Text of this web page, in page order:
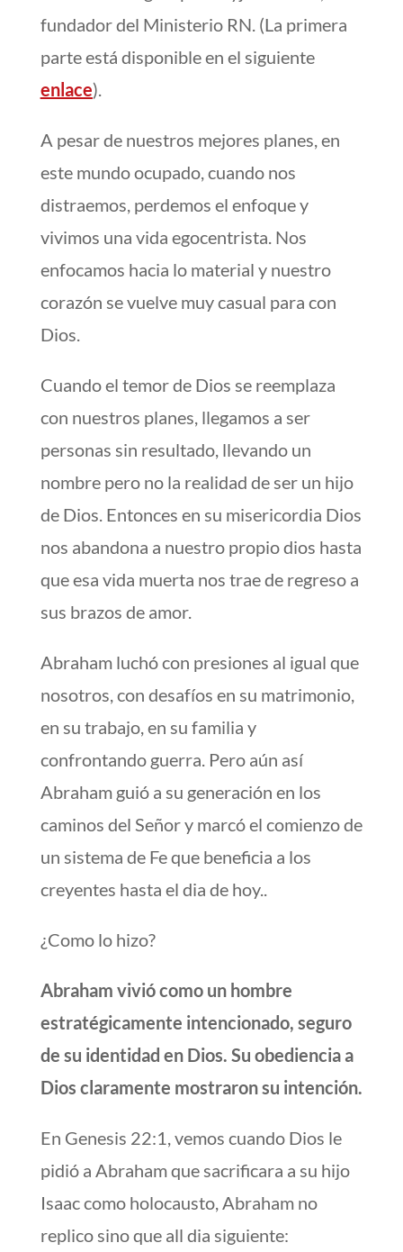
fundador del Ministerio RN. (La primera
parte está disponible en el siguiente
enlace).
A pesar de nuestros mejores planes, en
este mundo ocupado, cuando nos
distraemos, perdemos el enfoque y
vivimos una vida egocentrista. Nos
enfocamos hacia lo material y nuestro
corazón se vuelve muy casual para con
Dios.
Cuando el temor de Dios se reemplaza
con nuestros planes, llegamos a ser
personas sin resultado, llevando un
nombre pero no la realidad de ser un hijo
de Dios. Entonces en su misericordia Dios
nos abandona a nuestro propio dios hasta
que esa vida muerta nos trae de regreso a
sus brazos de amor.
Abraham luchó con presiones al igual que
nosotros, con desafíos en su matrimonio,
en su trabajo, en su familia y
confrontando guerra. Pero aún así
Abraham guió a su generación en los
caminos del Señor y marcó el comienzo de
un sistema de Fe que beneficia a los
creyentes hasta el dia de hoy..
¿Como lo hizo?
Abraham vivió como un hombre
estratégicamente intencionado, seguro
de su identidad en Dios. Su obediencia a
Dios claramente mostraron su intención.
En Genesis 22:1, vemos cuando Dios le
pidió a Abraham que sacrificara a su hijo
Isaac como holocausto, Abraham no
replico sino que all dia siguiente: